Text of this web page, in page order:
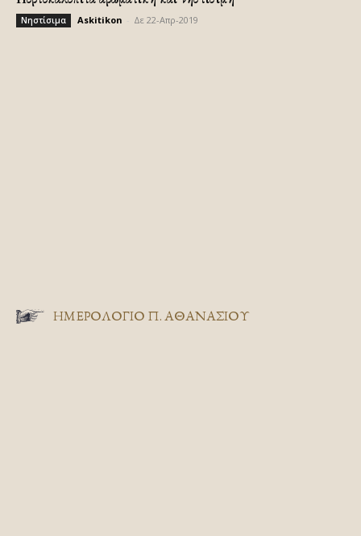
Νηστίσιμα Askitikon Δε 22-Απρ-2019
ΗΜΕΡΟΛΟΓΙΟ Π. ΑΘΑΝΑΣΙΟΥ